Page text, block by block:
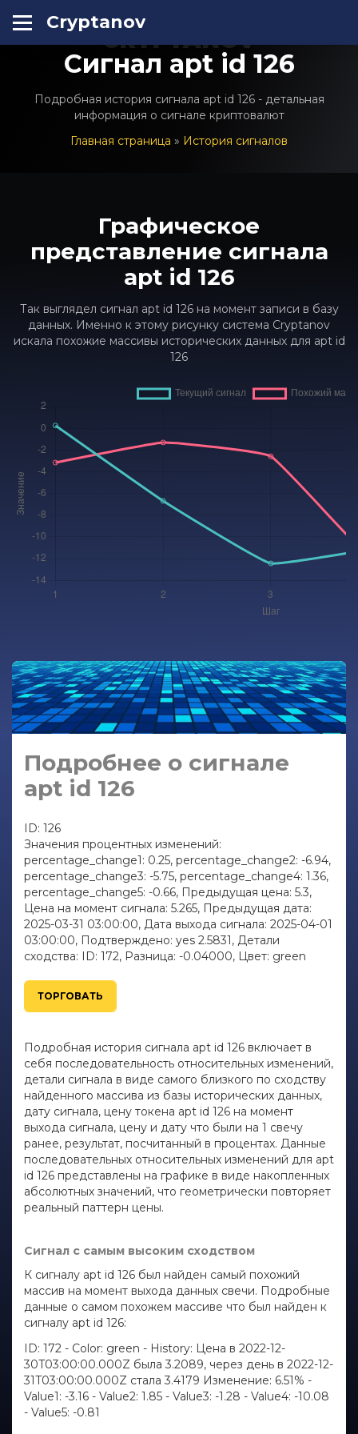
Cryptanov
CRYPTANOV
Сигнал apt id 126
Подробная история сигнала apt id 126 - детальная
информация о сигнале криптовалют
Главная страница » История сигналов
Графическое
представление сигнала
apt id 126
Так выглядел сигнал apt id 126 на момент записи в базу
данных. Именно к этому рисунку система Cryptanov
искала похожие массивы исторических данных для apt id
126
Подробнее о сигнале
apt id 126
ID: 126
Значения процентных изменений:
percentage_change1: 0.25, percentage_change2: -6.94,
percentage_change3: -5.75, percentage_change4: 1.36,
percentage_change5: -0.66, Предыдущая цена: 5.3,
Цена на момент сигнала: 5.265, Предыдущая дата:
2025-03-31 03:00:00, Дата выхода сигнала: 2025-04-01
03:00:00, Подтверждено: yes 2.5831, Детали
сходства: ID: 172, Разница: -0.04000, Цвет: green
ТОРГОВАТЬ
Подробная история сигнала apt id 126 включает в
себя последовательность относительных изменений,
детали сигнала в виде самого близкого по сходству
найденного массива из базы исторических данных,
дату сигнала, цену токена apt id 126 на момент
выхода сигнала, цену и дату что были на 1 свечу
ранее, результат, посчитанный в процентах. Данные
последовательных относительных изменений для apt
id 126 представлены на графике в виде накопленных
абсолютных значений, что геометрически повторяет
реальный паттерн цены.
Сигнал с самым высоким сходством
К сигналу apt id 126 был найден самый похожий
массив на момент выхода данных свечи. Подробные
данные о самом похожем массиве что был найден к
сигналу apt id 126:
ID: 172 - Color: green - History: Цена в 2022-12-
30T03:00:00.000Z была 3.2089, через день в 2022-12-
31T03:00:00.000Z стала 3.4179 Изменение: 6.51% -
Value1: -3.16 - Value2: 1.85 - Value3: -1.28 - Value4: -10.08
- Value5: -0.81